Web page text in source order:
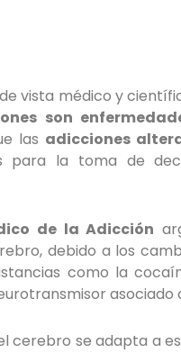
vista médico y
son
las adicciones
para la toma de
de la Adicción
debido a los
como la
cerebro se adapta a